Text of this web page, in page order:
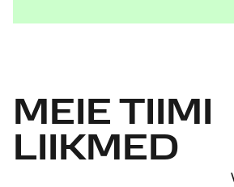
MEIE TIIMI
LIIKMED